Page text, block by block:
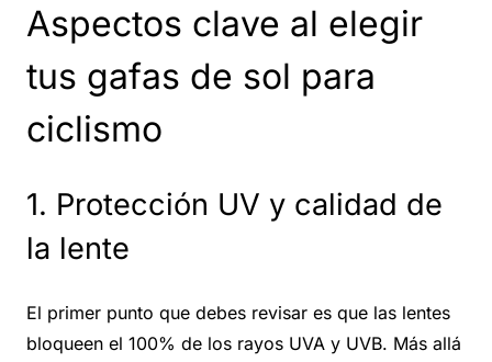
Aspectos clave al elegir
tus gafas de sol para
ciclismo
1. Protección UV y calidad de
la lente
El primer punto que debes revisar es que las lentes
bloqueen el 100% de los rayos UVA y UVB. Más allá